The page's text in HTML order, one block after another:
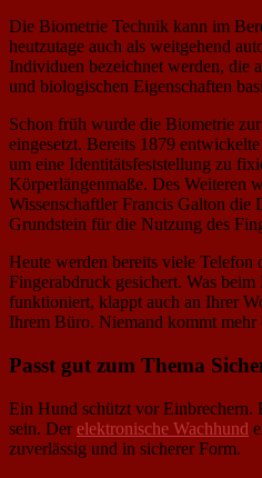
Die Biometrie Technik kann im
heutzutage auch als weitgehend
Individuen bezeichnet werden, die
und biologischen Eigenschaften
Schon früh wurde die Biometrie
eingesetzt. Bereits 1879
um eine Identitätsfeststellung zu
Körperlängenmaße. Des Weiteren
Wissenschaftler Francis Galton
Grundstein für die Nutzung des
Heute werden bereits viele Telefon
Fingerabdruck gesichert. Was
funktioniert, klappt auch an Ihrer
Ihrem Büro. Niemand kommt
Passt gut zum Thema
Ein Hund schützt vor Einbrechern.
sein. Der elektronische Wachhund
zuverlässig und in sicherer Form.